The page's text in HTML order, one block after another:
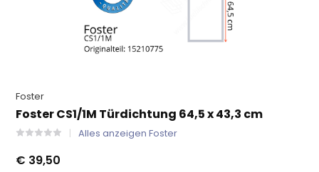
Foster
Foster CS1/1M Türdichtung 64,5 x 43,3 cm
Alles anzeigen Foster
€ 39,50